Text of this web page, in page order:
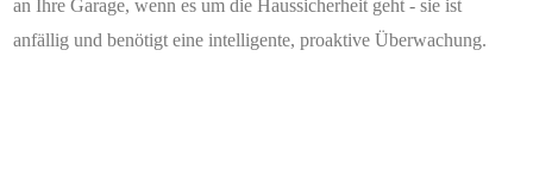
an Ihre Garage, wenn es um die Haussicherheit geht - sie ist
anfällig und benötigt eine intelligente, proaktive Überwachung.